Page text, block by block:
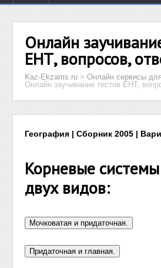
Онлайн
ЕНТ, вопросов,
Kaz-Ekzams.ru >Онлайн сервисы
Онлайн заучивание тестов ЕНТ,
География | Сборник 2005 |
Корневые
двух видов: